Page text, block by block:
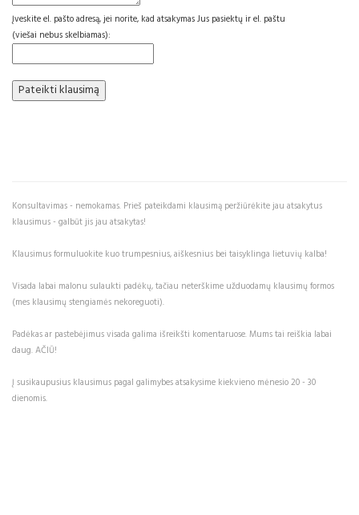
Įveskite el. pašto adresą, jei norite, kad atsakymas Jus pasiektų ir el. paštu
(viešai nebus skelbiamas):
Konsultavimas - nemokamas. Prieš pateikdami klausimą peržiūrėkite jau atsakytus
klausimus - galbūt jis jau atsakytas!
Klausimus formuluokite kuo trumpesnius, aiškesnius bei taisyklinga lietuvių kalba!
Visada labai malonu sulaukti padėkų, tačiau neterškime užduodamų klausimų formos
(mes klausimų stengiamės nekoreguoti).
Padėkas ar pastebėjimus visada galima išreikšti komentaruose. Mums tai reiškia labai
daug. AČIŪ!
Į susikaupusius klausimus pagal galimybes atsakysime kiekvieno mėnesio 20 - 30
dienomis.